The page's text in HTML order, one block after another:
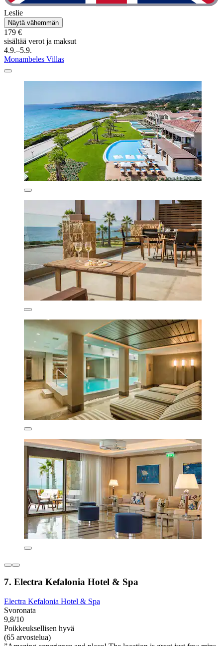
Leslie
Näytä vähemmän
179 €
sisältää verot ja maksut
4.9.–5.9.
Monambeles Villas
7. Electra Kefalonia Hotel & Spa
Electra Kefalonia Hotel & Spa
Svoronata
9,8/10
Poikkeuksellisen hyvä
(65 arvostelua)